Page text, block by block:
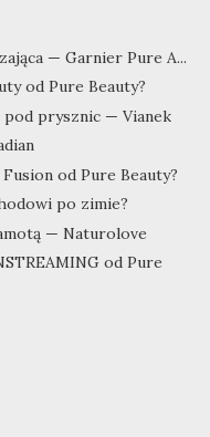
— Garnier Pure A...
od Pure Beauty?
pod prysznic — Vianek
od Pure Beauty?
po zimie?
— Naturolove
od Pure